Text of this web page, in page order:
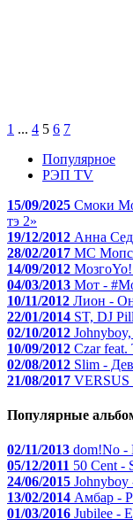
1 ... 4 5 6 7
Популярное
РЭП TV
15/09/2025 Смоки Мо
тэ 2»
19/12/2012 Анна
28/02/2017 МС Мопс
14/09/2012
04/03/2013 Мот -
10/11/2012 Лион -
22/01/2014 ST, DJ
02/10/2012
10/09/2012 Czar
02/08/2012 Slim -
21/08/2017
Популярные
02/11/2013 dom!No -
05/12/2011 50 Cent -
24/06/2015
13/02/2014 Амбар -
01/03/2016 Jubilee -